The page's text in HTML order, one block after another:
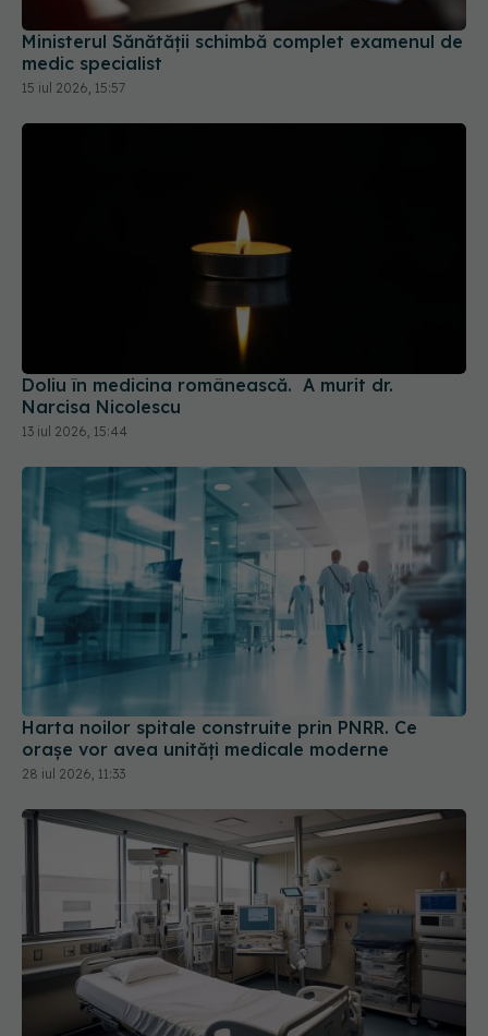
Doliu în medicina românească. A murit dr.
Harta noilor spitale construite prin PNRR. Ce
orașe vor avea unități medicale moderne
28 iul 2026, 11:33
Harta noilor spitale din România. Șapte unități
medicale intră în linie dreaptă
14 iul 2026, 07:57